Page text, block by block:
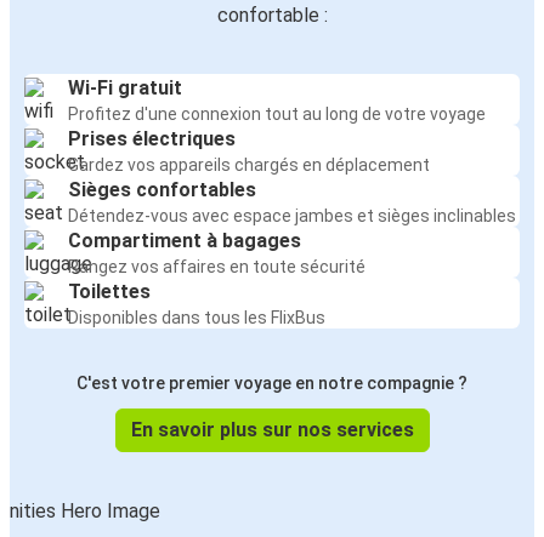
confortable :
Wi-Fi gratuit
Profitez d'une connexion tout au long de votre voyage
Prises électriques
Gardez vos appareils chargés en déplacement
Sièges confortables
Détendez-vous avec espace jambes et sièges inclinables
Compartiment à bagages
Rangez vos affaires en toute sécurité
Toilettes
Disponibles dans tous les FlixBus
C'est votre premier voyage en notre compagnie ?
En savoir plus sur nos services